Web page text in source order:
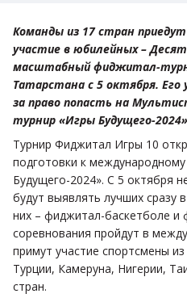
Команды из 17 стран
участие в юбилейных –
масштабный фиджитал-
Татарстана с 5 октября. Его
за право попасть на
турнир «Игры Будущего-
Турнир Фиджитал Игры 10
подготовки к
Будущего-2024». С 5 октября
будут выявлять лучших сразу
них – фиджитал-баскетболе
соревнования пройдут в
примут участие спортсмены
Турции, Камеруна, Нигерии,
стран.